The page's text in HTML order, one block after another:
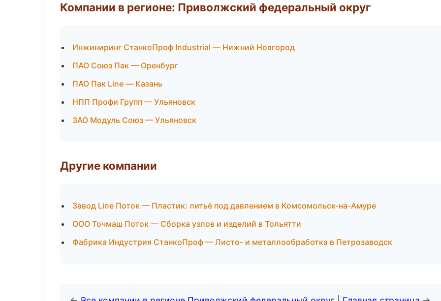
Компании в регионе: Приволжский федеральный округ
Инжиниринг СтанкоПроф Industrial — Нижний Новгород
ПАО Союз Пак — Оренбург
ПАО Пак Line — Казань
НПП Профи Групп — Ульяновск
ЗАО Модуль Союз — Ульяновск
Другие компании
Завод Line Поток — Пластик: литьё под давлением в Комсомольск-на-Амуре
ООО Точмаш Поток — Сборка узлов и изделий в Тольятти
Фабрика Индустрия СтанкоПроф — Листо- и металлообработка в Петрозаводск